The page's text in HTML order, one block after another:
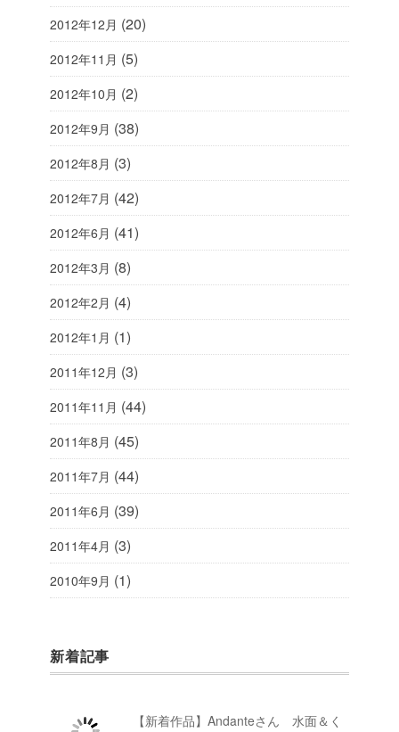
2012年12月 (20)
2012年11月 (5)
2012年10月 (2)
2012年9月 (38)
2012年8月 (3)
2012年7月 (42)
2012年6月 (41)
2012年3月 (8)
2012年2月 (4)
2012年1月 (1)
2011年12月 (3)
2011年11月 (44)
2011年8月 (45)
2011年7月 (44)
2011年6月 (39)
2011年4月 (3)
2010年9月 (1)
新着記事
【新着作品】Andanteさん 水面＆く